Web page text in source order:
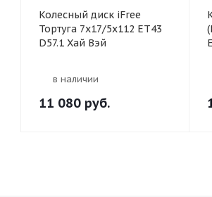
Колесный диск iFree
Тортуга 7x17/5x112 ET43
D57.1 Хай Вэй
в наличии
11 080 руб.